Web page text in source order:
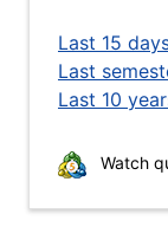
Last 15
Last
Last 10
Watch